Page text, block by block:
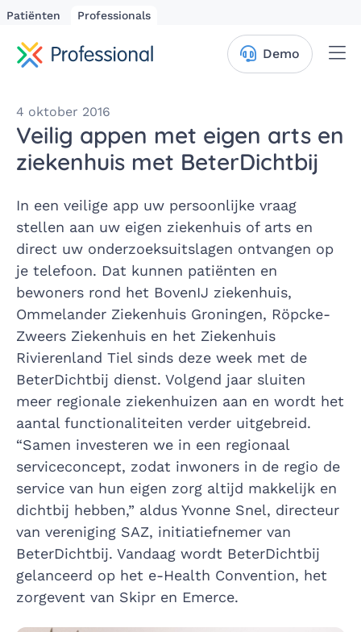
Patiënten Professionals
Demo
4 oktober 2016
Veilig appen met eigen arts en
ziekenhuis met BeterDichtbij
In een veilige app uw persoonlijke vraag
stellen aan uw eigen ziekenhuis of arts en
direct uw onderzoeksuitslagen ontvangen op
je telefoon. Dat kunnen patiënten en
bewoners rond het BovenIJ ziekenhuis,
Ommelander Ziekenhuis Groningen, Röpcke-
Zweers Ziekenhuis en het Ziekenhuis
Rivierenland Tiel sinds deze week met de
BeterDichtbij dienst. Volgend jaar sluiten
meer regionale ziekenhuizen aan en wordt het
aantal functionaliteiten verder uitgebreid.
“Samen investeren we in een regionaal
serviceconcept, zodat inwoners in de regio de
service van hun eigen zorg altijd makkelijk en
dichtbij hebben,” aldus Yvonne Snel, directeur
van vereniging SAZ, initiatiefnemer van
BeterDichtbij. Vandaag wordt BeterDichtbij
gelanceerd op het e-Health Convention, het
zorgevent van Skipr en Emerce.